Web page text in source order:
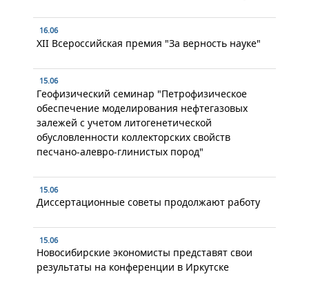
16.06
XII Всероссийская премия "За верность науке"
15.06
Геофизический семинар "Петрофизическое
обеспечение моделирования нефтегазовых
залежей с учетом литогенетической
обусловленности коллекторских свойств
песчано-алевро-глинистых пород"
15.06
Диссертационные советы продолжают работу
15.06
Новосибирские экономисты представят свои
результаты на конференции в Иркутске